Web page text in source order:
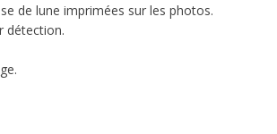
de lune imprimées sur les photos.
détection.